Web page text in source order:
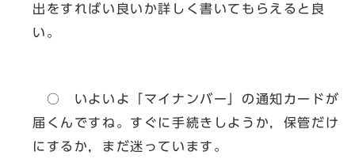
出をすればい良いか詳しく書いてもらえると良
い。
○ いよいよ「マイナンバー」の通知カードが
届くんですね。すぐに手続きしようか，保管だけ
にするか，まだ迷っています。